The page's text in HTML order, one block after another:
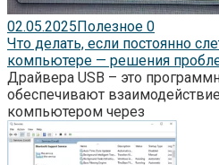
02.05.2025Полезное 0
Что делать, если постоянно
компьютере — решения
Драйвера USB – это
обеспечивают
компьютером через